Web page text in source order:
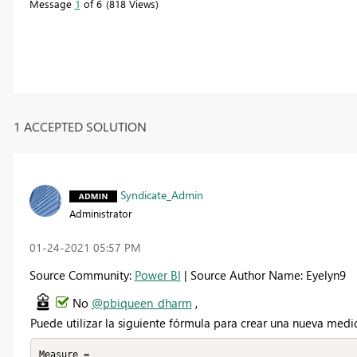
Message 1 of 6 818 Views
1 ACCEPTED SOLUTION
Syndicate_Admin
Administrator
‎01-24-2021 05:57 PM
Source Community: Power BI | Source Author Name: Eyelyn9
No @pbiqueen_dharm ,
Puede utilizar la siguiente fórmula para crear una nueva
Measure =